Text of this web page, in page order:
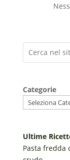
Categorie
Ultime
Pasta fredda